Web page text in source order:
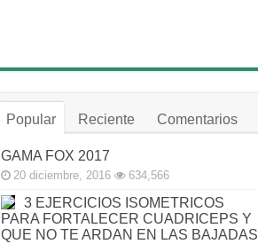
Popular Reciente Comentarios
GAMA FOX 2017
20 diciembre, 2016 634,566
3 EJERCICIOS ISOMETRICOS
PARA FORTALECER CUADRICEPS Y
QUE NO TE ARDAN EN LAS BAJADAS